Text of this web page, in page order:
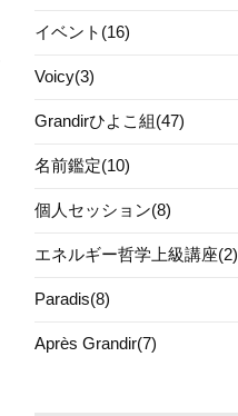
イベント(16)
Voicy(3)
Grandirひよこ組(47)
名前鑑定(10)
個人セッション(8)
エネルギー哲学上級講座(2)
Paradis(8)
Après Grandir(7)